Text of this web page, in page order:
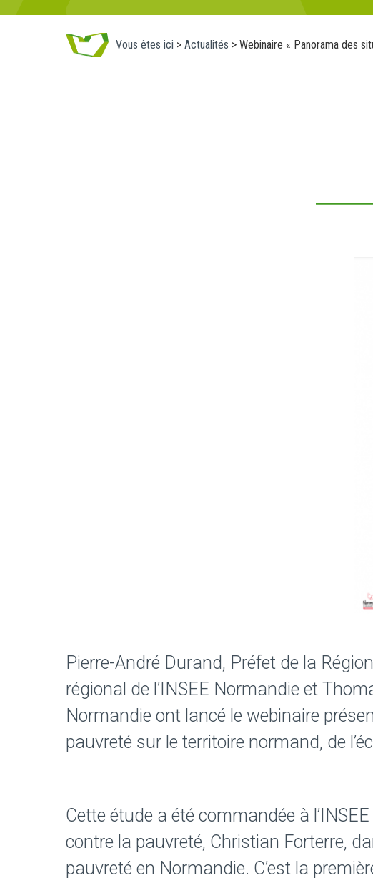
Vous êtes ici > Actualités > Webinaire « Panorama des
Pierre-André Durand, Préfet de la
régional de l’INSEE Normandie et
Normandie ont lancé le webinaire
pauvreté sur le territoire normand, de
Cette étude a été commandée à
contre la pauvreté, Christian Forterre,
pauvreté en Normandie. C’est la